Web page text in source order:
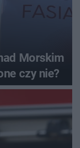
Morskim
czy nie?